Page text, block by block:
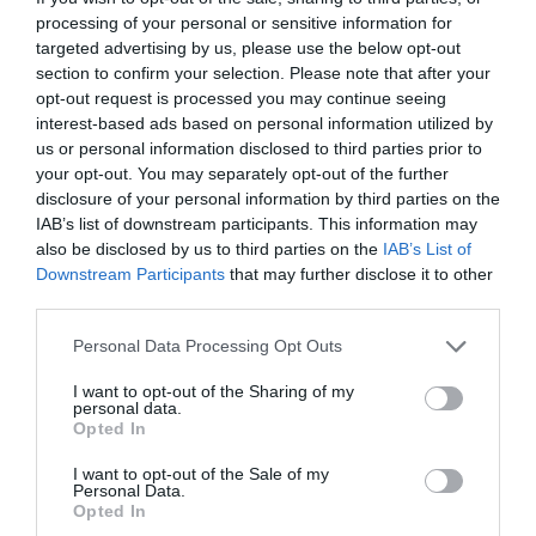
processing of your personal or sensitive information for
targeted advertising by us, please use the below opt-out
section to confirm your selection. Please note that after your
opt-out request is processed you may continue seeing
interest-based ads based on personal information utilized by
us or personal information disclosed to third parties prior to
your opt-out. You may separately opt-out of the further
disclosure of your personal information by third parties on the
IAB’s list of downstream participants. This information may
also be disclosed by us to third parties on the IAB’s List of
Downstream Participants that may further disclose it to other
Personal Data Processing Opt Outs
I want to opt-out of the Sharing of my
personal data.
Opted In
I want to opt-out of the Sale of my
Personal Data.
Opted In
προφίλ που έχτισαν οι άνθρωποι γι’ αυτήν την καθιστά
ακόμα ανέτοιμη για να είναι τόσο επαναστατική, οπότε
και τελεσφόρα για τη σύγχρονη κοινωνική
πραγματικότητα. Αλλά δεν θα πάψει ποτέ η προσπάθεια
από βαθείς, και ουσιαστικά προσηλωμένους στην
Τέχνη ανθρώπους, ώστε αυτή να γίνει φάρος και
οδηγός προς το καλύτερο μέλλον.
από την τέχνη του χορού, σε ποιους άλλους τομείς
δραστηριοποιείται η ομάδα;
Paracoon: Η ανάγκη να τοποθετηθούμε ουσιαστικά σε
κάθε ξεχαρβαλωμένο κοινωνικό και πολιτικό
μηχανισμό, κόντρα στο όποιο προτεινόμενο αδιέξοδο,
αντιπροτείνοντας ουσιαστική δράση στη βάση της